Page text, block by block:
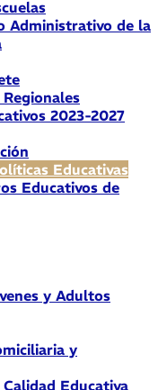
Administrativo de la
2023-2027
Educativas
Educativos de
y Adultos
y
Educativa